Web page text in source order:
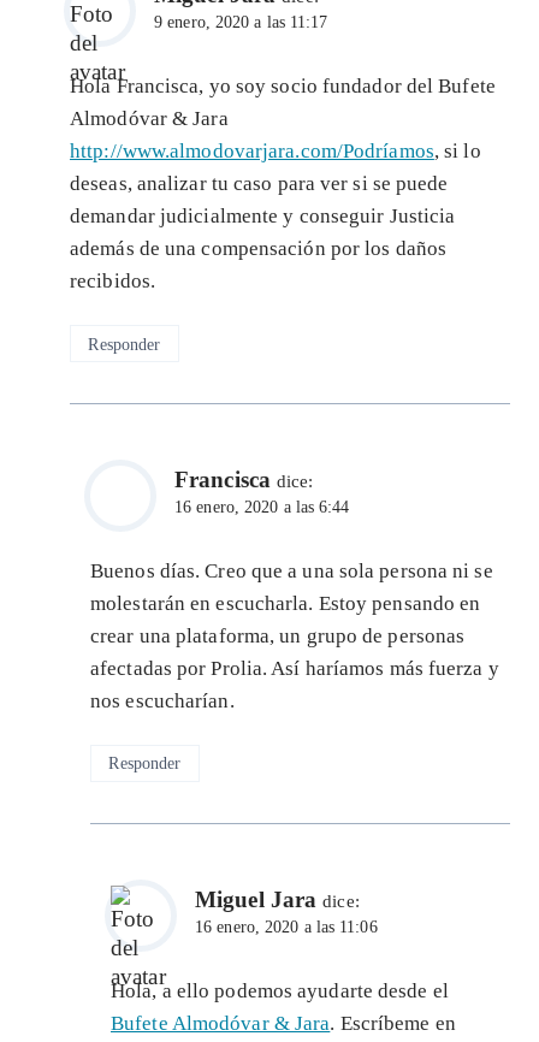
9 enero, 2020 a las 11:17
Hola Francisca, yo soy socio fundador del Bufete
Almodóvar & Jara
http://www.almodovarjara.com/Podríamos, si lo
deseas, analizar tu caso para ver si se puede
demandar judicialmente y conseguir Justicia
además de una compensación por los daños
recibidos.
Responder
Francisca dice:
16 enero, 2020 a las 6:44
Buenos días. Creo que a una sola persona ni se
molestarán en escucharla. Estoy pensando en
crear una plataforma, un grupo de personas
afectadas por Prolia. Así haríamos más fuerza y
nos escucharían.
Responder
Miguel Jara dice:
16 enero, 2020 a las 11:06
Hola, a ello podemos ayudarte desde el
Bufete Almodóvar & Jara. Escríbeme en